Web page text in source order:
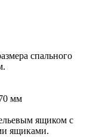
спального
мм
ящиком с
ящиками.